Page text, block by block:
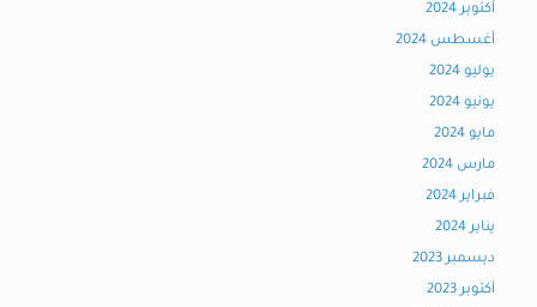
أكتوبر 2024
أغسطس 2024
يوليو 2024
يونيو 2024
مايو 2024
مارس 2024
فبراير 2024
يناير 2024
ديسمبر 2023
أكتوبر 2023